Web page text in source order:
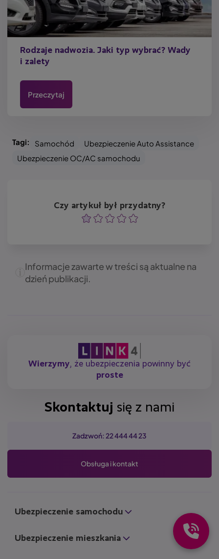
Rodzaje nadwozia. Jaki typ wybrać? Wady
i zalety
Przeczytaj
Tagi: Samochód
Ubezpieczenie Auto Assistance
Ubezpieczenie OC/AC samochodu
Czy artykuł był przydatny?
OcenaOcenaOcena
OcenaOcena
Informacje zawarte w treści są aktualne na
dzień publikacji.
Wierzymy, że ubezpieczenia powinny być
proste
Skontaktuj się z nami
Zadzwoń: 22 444 44 23
Obsługa i kontakt
Ubezpieczenie samochodu
Ubezpieczenie mieszkania